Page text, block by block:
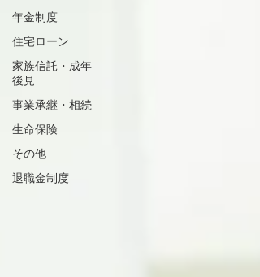
年金制度
住宅ローン
家族信託・成年
後見
事業承継・相続
生命保険
その他
退職金制度